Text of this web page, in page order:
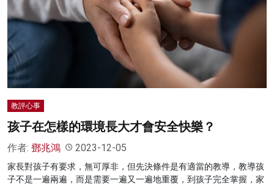
教評心事
孩子在怎樣的環境長大才會安全快樂？
作者: 鄧兆鴻 2023-12-05
家長對孩子有要求，無可厚非，但先決條件是有適當的教導，教導孩
子不是一遍兩遍，而是需要一遍又一遍地重覆，到孩子完全掌握，家